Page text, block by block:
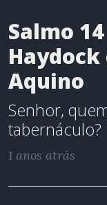
Salmo
Haydock
Aquino
Senhor,
tabernáculo?
1 anos atrás